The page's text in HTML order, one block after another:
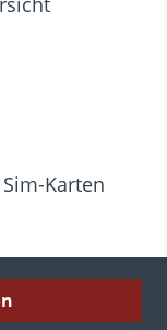
Karten